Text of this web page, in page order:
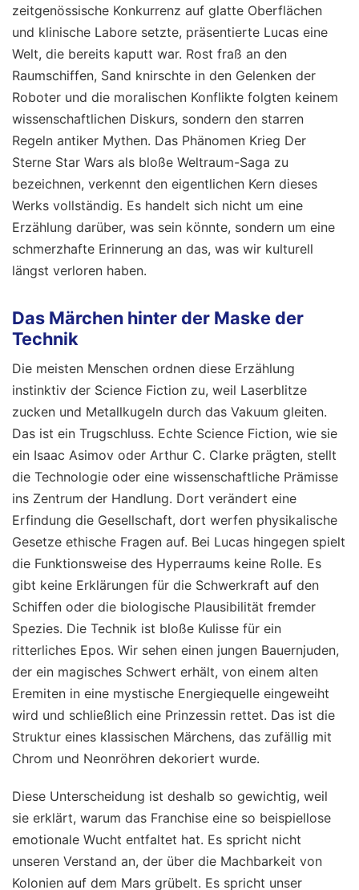
zeitgenössische Konkurrenz auf glatte Oberflächen
und klinische Labore setzte, präsentierte Lucas eine
Welt, die bereits kaputt war. Rost fraß an den
Raumschiffen, Sand knirschte in den Gelenken der
Roboter und die moralischen Konflikte folgten keinem
wissenschaftlichen Diskurs, sondern den starren
Regeln antiker Mythen. Das Phänomen Krieg Der
Sterne Star Wars als bloße Weltraum-Saga zu
bezeichnen, verkennt den eigentlichen Kern dieses
Werks vollständig. Es handelt sich nicht um eine
Erzählung darüber, was sein könnte, sondern um eine
schmerzhafte Erinnerung an das, was wir kulturell
längst verloren haben.
Das Märchen hinter der Maske der
Technik
Die meisten Menschen ordnen diese Erzählung
instinktiv der Science Fiction zu, weil Laserblitze
zucken und Metallkugeln durch das Vakuum gleiten.
Das ist ein Trugschluss. Echte Science Fiction, wie sie
ein Isaac Asimov oder Arthur C. Clarke prägten, stellt
die Technologie oder eine wissenschaftliche Prämisse
ins Zentrum der Handlung. Dort verändert eine
Erfindung die Gesellschaft, dort werfen physikalische
Gesetze ethische Fragen auf. Bei Lucas hingegen spielt
die Funktionsweise des Hyperraums keine Rolle. Es
gibt keine Erklärungen für die Schwerkraft auf den
Schiffen oder die biologische Plausibilität fremder
Spezies. Die Technik ist bloße Kulisse für ein
ritterliches Epos. Wir sehen einen jungen Bauernjuden,
der ein magisches Schwert erhält, von einem alten
Eremiten in eine mystische Energiequelle eingeweiht
wird und schließlich eine Prinzessin rettet. Das ist die
Struktur eines klassischen Märchens, das zufällig mit
Chrom und Neonröhren dekoriert wurde.
Diese Unterscheidung ist deshalb so gewichtig, weil
sie erklärt, warum das Franchise eine so beispiellose
emotionale Wucht entfaltet hat. Es spricht nicht
unseren Verstand an, der über die Machbarkeit von
Kolonien auf dem Mars grübelt. Es spricht unser